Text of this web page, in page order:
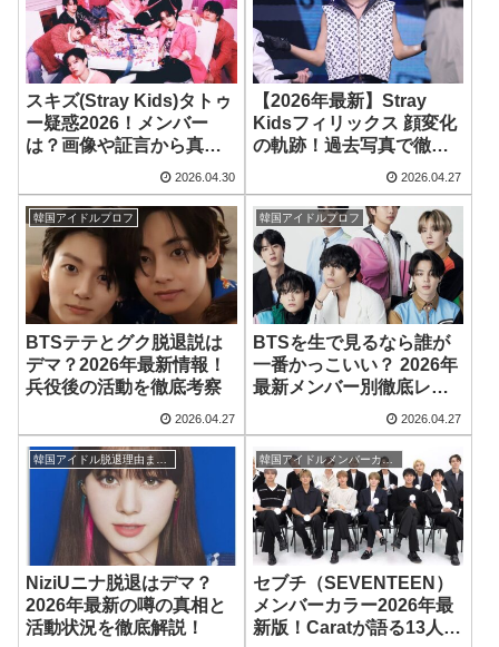
スキズ(Stray Kids)タトゥ
ー疑惑2026！メンバー
は？画像や証言から真相
2026.04.30
【2026年最新】Stray
Kidsフィリックス 顔変化
の軌跡！過去写真で徹底
検証！整形疑惑の真相
は？
2026.04.27
韓国アイドルプロフ
BTSテテとグク脱退説は
デマ？2026年最新情報！
兵役後の活動を徹底考察
2026.04.27
韓国アイドルプロフ
BTSを生で見るなら誰が
一番かっこいい？ 2026年
最新メンバー別徹底レビ
2026.04.27
NiziUニナ脱退はデマ？
2026年最新の噂の真相と
活動状況を徹底解説！
韓国アイドルメンバーカラー
セブチ（SEVENTEEN）
メンバーカラー2026年最
新版！Caratが語る13人の